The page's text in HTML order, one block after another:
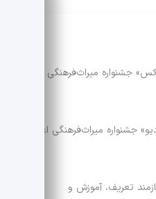
جشنواره میراث‌فرهنگی
جشنواره میراث‌فرهنگی اعلام
تعریف، آموزش و